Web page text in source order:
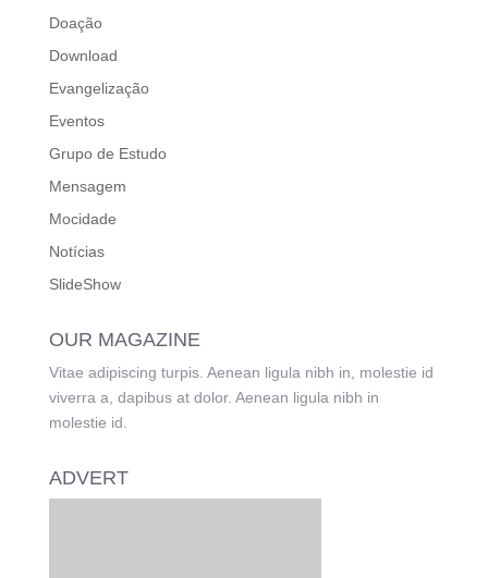
Doação
Download
Evangelização
Eventos
Grupo de Estudo
Mensagem
Mocidade
Notícias
SlideShow
OUR MAGAZINE
Vitae adipiscing turpis. Aenean ligula nibh in, molestie id
viverra a, dapibus at dolor. Aenean ligula nibh in
molestie id.
ADVERT